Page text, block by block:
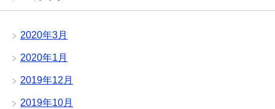
2020年3月
2020年1月
2019年12月
2019年10月